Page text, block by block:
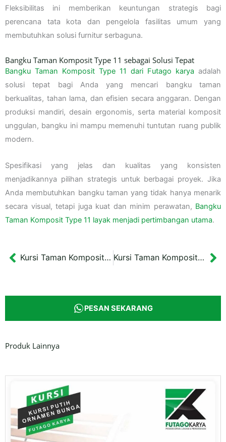
Fleksibilitas ini memberikan keuntungan strategis bagi
perencana tata kota dan pengelola fasilitas umum yang
membutuhkan solusi furnitur serbaguna.
Bangku Taman Komposit Type 11 sebagai Solusi Tepat
Bangku Taman Komposit Type 11 dari Futago karya adalah
solusi tepat bagi Anda yang mencari bangku taman
berkualitas, tahan lama, dan efisien secara anggaran. Dengan
produksi mandiri, desain ergonomis, serta material komposit
unggulan, bangku ini mampu memenuhi tuntutan ruang publik
modern.
Spesifikasi yang jelas dan kualitas yang konsisten
menjadikannya pilihan strategis untuk berbagai proyek. Jika
Anda membutuhkan bangku taman yang tidak hanya menarik
secara visual, tetapi juga kuat dan minim perawatan, Bangku
Taman Komposit Type 11 layak menjadi pertimbangan utama.
Prev Kursi Taman Komposit Type 10 panjang 150 cm Kursi Taman Komposit Type 12 panjang 128 cm
PESAN SEKARANG
Produk Lainnya